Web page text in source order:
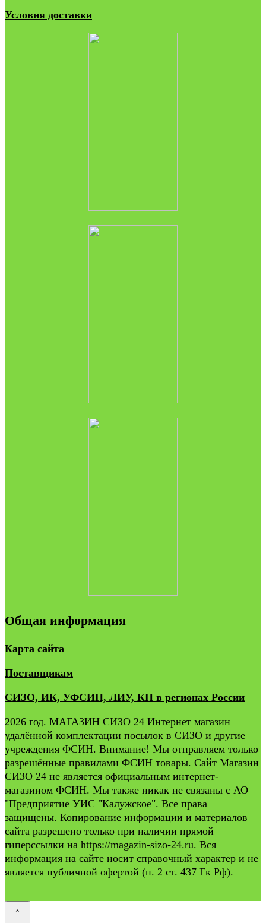
Условия доставки
Общая информация
Карта сайта
Поставщикам
СИЗО, ИК, УФСИН, ЛИУ, КП в регионах России
2026 год. МАГАЗИН СИЗО 24 Интернет магазин
удалённой комплектации посылок в СИЗО и другие
учреждения ФСИН. Внимание! Мы отправляем только
разрешённые правилами ФСИН товары. Сайт Магазин
СИЗО 24 не является официальным интернет-
магазином ФСИН. Мы также никак не связаны с АО
"Предприятие УИС "Калужское". Все права
защищены. Копирование информации и материалов
сайта разрешено только при наличии прямой
гиперссылки на https://magazin-sizo-24.ru. Вся
информация на сайте носит справочный характер и не
является публичной офертой (п. 2 ст. 437 Гк Рф).